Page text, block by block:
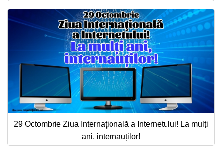
29 Octombrie Ziua Internaţională a Internetului! La mulți
ani, internauților!